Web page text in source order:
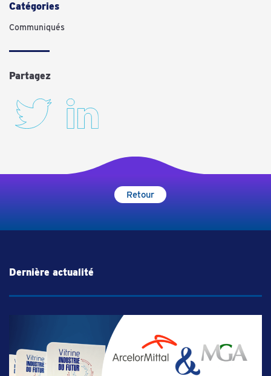
Catégories
Communiqués
Partagez
Retour
Dernière actualité